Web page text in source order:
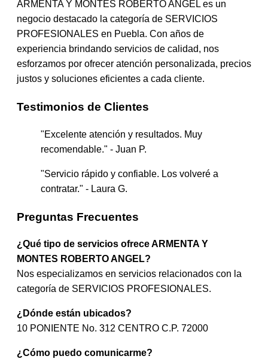
ARMENTA Y MONTES ROBERTO ANGEL es un
negocio destacado la categoría de SERVICIOS
PROFESIONALES en Puebla. Con años de
experiencia brindando servicios de calidad, nos
esforzamos por ofrecer atención personalizada, precios
justos y soluciones eficientes a cada cliente.
Testimonios de Clientes
"Excelente atención y resultados. Muy
recomendable." - Juan P.
"Servicio rápido y confiable. Los volveré a
contratar." - Laura G.
Preguntas Frecuentes
¿Qué tipo de servicios ofrece ARMENTA Y
MONTES ROBERTO ANGEL?
Nos especializamos en servicios relacionados con la
categoría de SERVICIOS PROFESIONALES.
¿Dónde están ubicados?
10 PONIENTE No. 312 CENTRO C.P. 72000
¿Cómo puedo comunicarme?